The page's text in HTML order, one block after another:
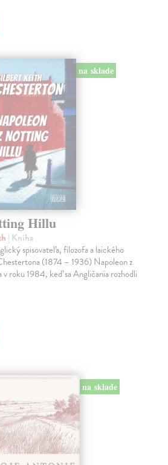
na sklade
Hillu
| Kniha
spisovateľa, filozofa a laického
(1874 – 1936) Napoleon z
roku 1984, keď sa Angličania rozhodli
na sklade